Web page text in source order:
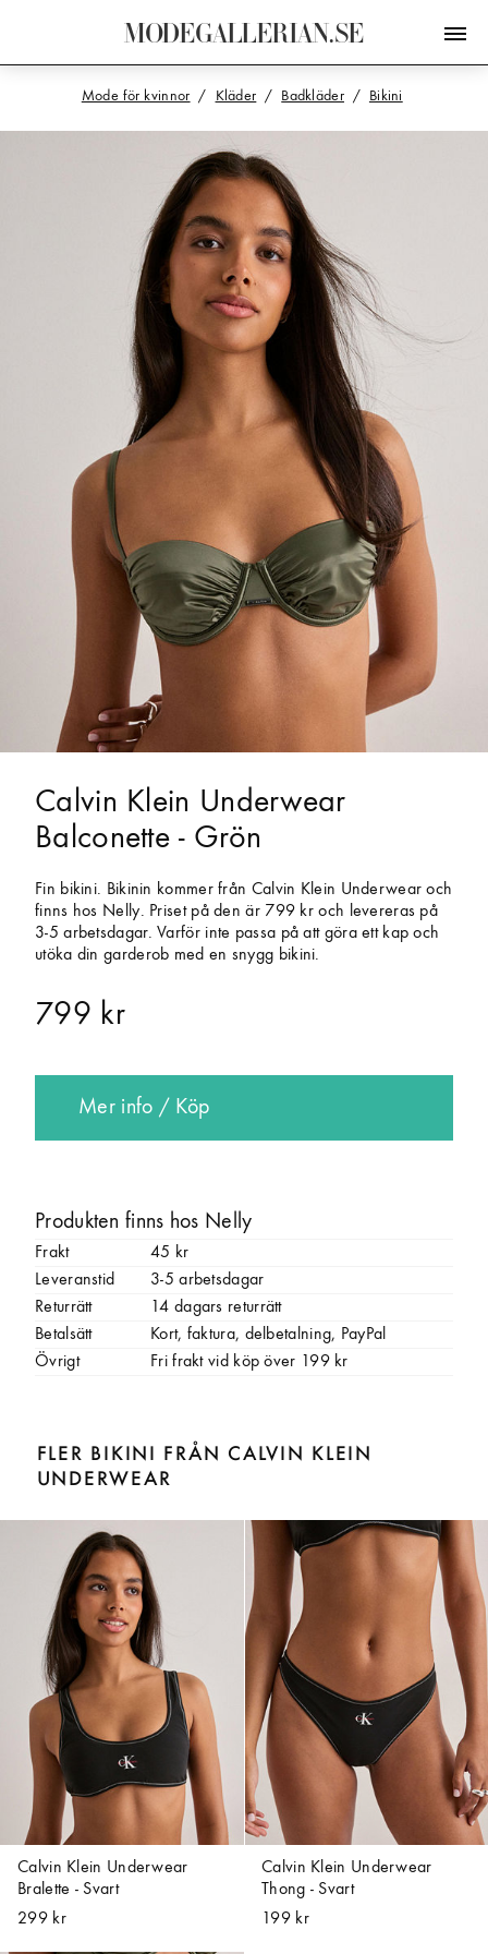
MODEGALLERIAN.SE
Mode för kvinnor Kläder Badkläder Bikini
Calvin Klein Underwear
Balconette - Grön
Fin bikini. Bikinin kommer från Calvin Klein Underwear och
finns hos Nelly. Priset på den är 799 kr och levereras på
3-5 arbetsdagar. Varför inte passa på att göra ett kap och
utöka din garderob med en snygg bikini.
799 kr
Mer info / Köp
Produkten finns hos Nelly
Frakt
45 kr
Leveranstid
3-5 arbetsdagar
Returrätt
14 dagars returrätt
Betalsätt
Kort, faktura, delbetalning, PayPal
Övrigt
Fri frakt vid köp över 199 kr
FLER BIKINI FRÅN CALVIN KLEIN
UNDERWEAR
Calvin Klein Underwear
Bralette - Svart
299 kr
Calvin Klein Underwear
Thong - Svart
199 kr